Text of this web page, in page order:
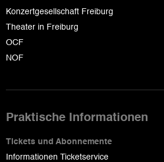
Konzertgesellschaft Freiburg
Theater in Freiburg
OCF
NOF
Praktische Informationen
Tickets und Abonnemente
Informationen Ticketservice